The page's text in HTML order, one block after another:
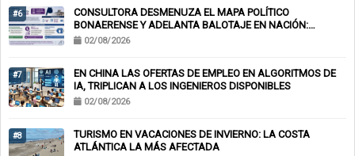
#6
CONSULTORA DESMENUZA EL MAPA POLÍTICO
BONAERENSE Y ADELANTA BALOTAJE EN NACIÓN:
KICILLOF-MILEI
02/08/2026
#7
EN CHINA LAS OFERTAS DE EMPLEO EN ALGORITMOS DE
IA, TRIPLICAN A LOS INGENIEROS DISPONIBLES
02/08/2026
#8
TURISMO EN VACACIONES DE INVIERNO: LA COSTA
ATLÁNTICA LA MÁS AFECTADA